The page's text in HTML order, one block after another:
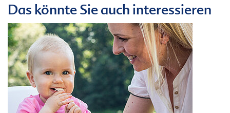
Das könnte Sie auch interessieren